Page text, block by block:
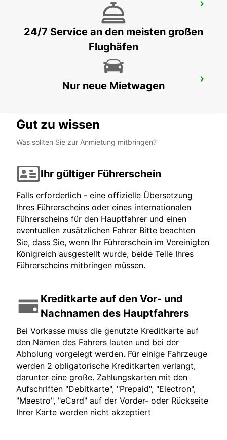
L ISLES D ESPAGNAC - FRANCE
LIBOURNE BAHNHOF
24/7 Service an den meisten großen
Flughäfen
Nur neue Mietwagen
Gut zu wissen
Was sollten Sie zur Anmietung mitbringen?
Ihr gültiger Führerschein
Falls erforderlich - eine offizielle Übersetzung
Ihres Führerscheins oder eines internationalen
Führerscheins für den Hauptfahrer und einen
eventuellen zusätzlichen Fahrer Bitte beachten
Sie, dass Sie, wenn Ihr Führerschein im Vereinigten
Königreich ausgestellt wurde, beide Teile Ihres
Führerscheins mitbringen müssen.
Kreditkarte auf den Vor- und
Nachnamen des Hauptfahrers
Bei Vorkasse muss die genutzte Kreditkarte auf
den Namen des Fahrers lauten und bei der
Abholung vorgelegt werden. Für einige Fahrzeuge
werden 2 obligatorische Kreditkarten verlangt,
darunter eine große. Zahlungskarten mit den
Aufschriften "Debitkarte", "Prepaid", "Electron",
"Maestro", "eCard" auf der Vorder- oder Rückseite
Ihrer Karte werden nicht akzeptiert